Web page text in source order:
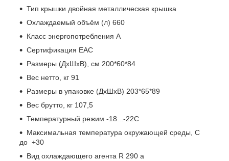
Тип крышки двойная металлическая крышка
Охлаждаемый объём (л) 660
Класс энергопотребления А
Сертификация ЕАС
Размеры (ДхШхВ), см 200*60*84
Вес нетто, кг 91
Размеры в упаковке (ДхШхВ) 203*65*89
Вес брутто, кг 107,5
Температурный режим -18...-22С
Максимальная температура окружающей среды, C
до +30
Вид охлаждающего агента R 290 a